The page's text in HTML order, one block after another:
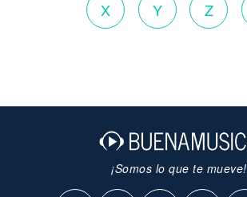
X Y Z
¡Somos lo que te mueve!